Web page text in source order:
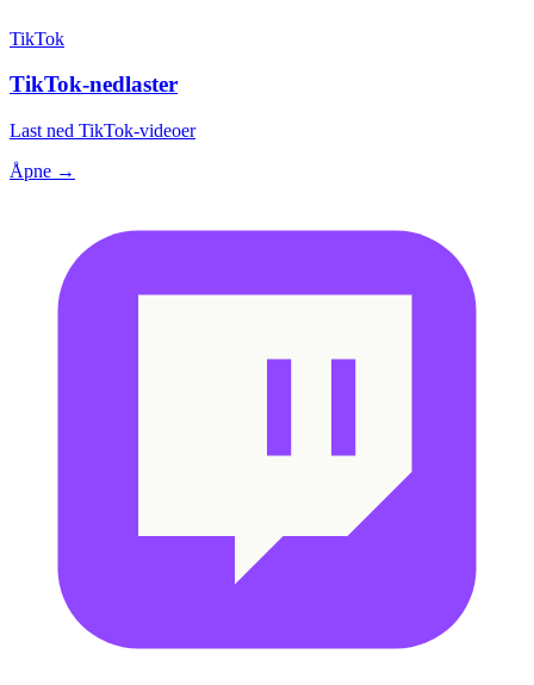
TikTok
TikTok-nedlaster
Last ned TikTok-videoer
Åpne →